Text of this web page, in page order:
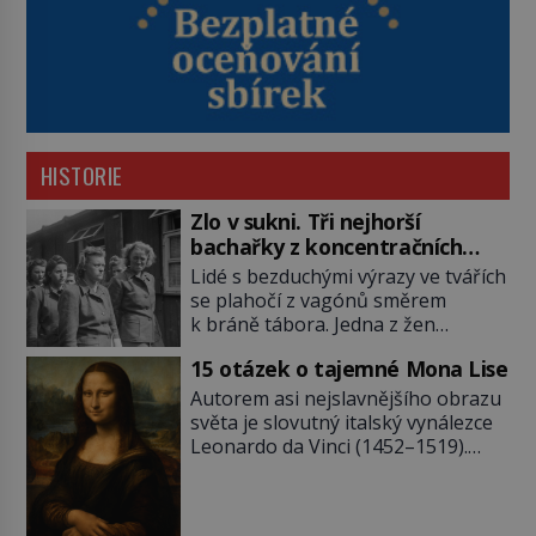
HISTORIE
Zlo v sukni. Tři nejhorší
bachařky z koncentračních
táborů
Lidé s bezduchými výrazy ve tvářích
se plahočí z vagónů směrem
k bráně tábora. Jedna z žen
jejich oči se setkají. Místo soucitu
však přichází gesto, které
nebožačku posílá rovnou do
plynové komory. Jména jako Rudolf
15 otázek o tajemné Mona Lise
Autorem asi nejslavnějšího obrazu
světa je slovutný italský vynálezce
Leonardo da Vinci (1452–1519).